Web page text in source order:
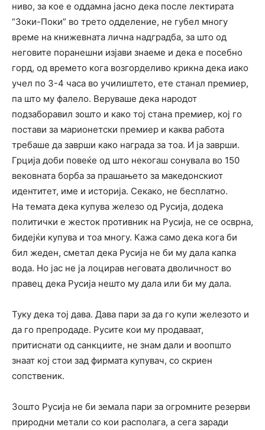
ниво, за кое е оддамна јасно дека после лектирата
“Зоки-Поки” во трето одделение, не губел многу
време на книжевната лична надградба, за што од
неговите поранешни изјави знаеме и дека е посебно
горд, од времето кога возгорделиво крикна дека иако
учел по 3-4 часа во училиштето, ете станал премиер,
па што му фалело. Веруваше дека народот
подзаборавил зошто и како тој стана премиер, кој го
постави за марионетски премиер и каква работа
требаше да заврши како награда за тоа. И ја заврши.
Грција доби повеќе од што некогаш сонувала во 150
вековната борба за прашањето за македонскиот
идентитет, име и историја. Секако, не бесплатно.
На темата дека купува железо од Русија, додека
политички е жесток противник на Русија, не се осврна,
бидејќи купува и тоа многу. Кажа само дека кога би
бил жеден, сметал дека Русија не би му дала капка
вода. Но јас не ја лоцирав неговата дволичност во
правец дека Русија нешто му дала или би му дала.
Туку дека тој дава. Дава пари за да го купи железото и
да го препродаде. Русите кои му продаваат,
притиснати од санкциите, не знам дали и воопшто
знаат кој стои зад фирмата купувач, со скриен
сопственик.
Зошто Русија не би земала пари за огромните резерви
природни метали со кои располага, а сега заради